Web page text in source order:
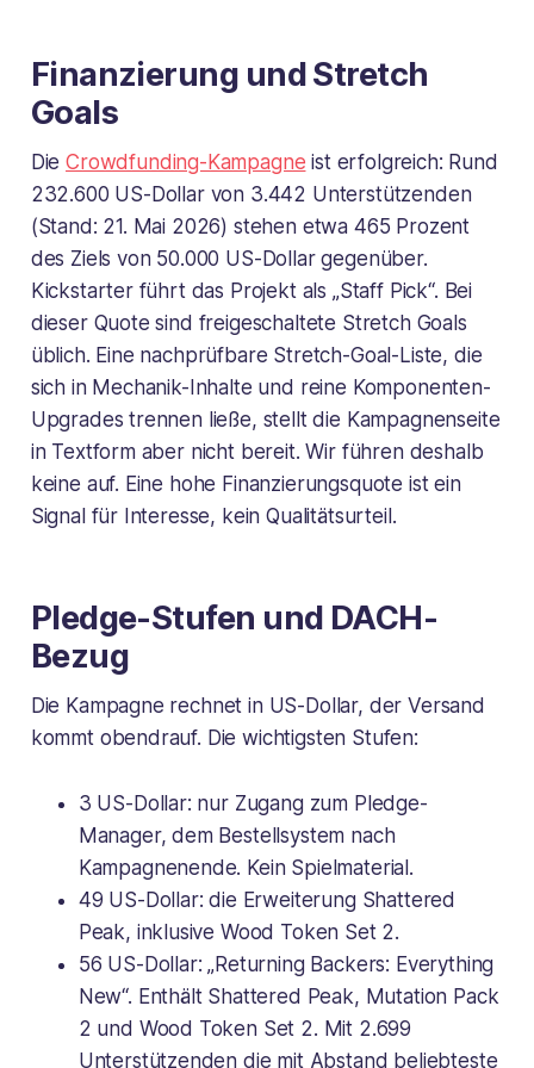
Finanzierung und Stretch
Goals
DieCrowdfunding-Kampagne ist erfolgreich: Rund
232.600 US-Dollar von 3.442 Unterstützenden
(Stand: 21. Mai 2026) stehen etwa 465 Prozent
des Ziels von 50.000 US-Dollar gegenüber.
Kickstarter führt das Projekt als „Staff Pick“. Bei
dieser Quote sind freigeschaltete Stretch Goals
üblich. Eine nachprüfbare Stretch-Goal-Liste, die
sich in Mechanik-Inhalte und reine Komponenten-
Upgrades trennen ließe, stellt die Kampagnenseite
in Textform aber nicht bereit. Wir führen deshalb
keine auf. Eine hohe Finanzierungsquote ist ein
Signal für Interesse, kein Qualitätsurteil.
Pledge-Stufen und DACH-
Bezug
Die Kampagne rechnet in US-Dollar, der Versand
kommt obendrauf. Die wichtigsten Stufen:
3 US-Dollar: nur Zugang zum Pledge-
Manager, dem Bestellsystem nach
Kampagnenende. Kein Spielmaterial.
49 US-Dollar: die Erweiterung Shattered
Peak, inklusive Wood Token Set 2.
56 US-Dollar: „Returning Backers: Everything
New“. Enthält Shattered Peak, Mutation Pack
2 und Wood Token Set 2. Mit 2.699
Unterstützenden die mit Abstand beliebteste